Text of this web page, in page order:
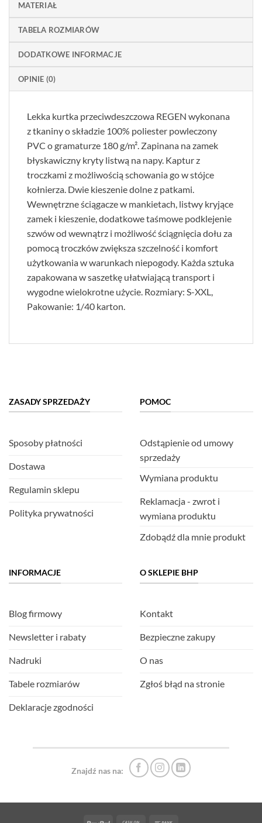
MATERIAŁ
TABELA ROZMIARÓW
DODATKOWE INFORMACJE
OPINIE (0)
Lekka kurtka przeciwdeszczowa REGEN wykonana
z tkaniny o składzie 100% poliester powleczony
PVC o gramaturze 180 g/m². Zapinana na zamek
błyskawiczny kryty listwą na napy. Kaptur z
troczkami z możliwością schowania go w stójce
kołnierza. Dwie kieszenie dolne z patkami.
Wewnętrzne ściągacze w mankietach, listwy kryjące
zamek i kieszenie, dodatkowe taśmowe podklejenie
szwów od wewnątrz i możliwość ściągnięcia dołu za
pomocą troczków zwiększa szczelność i komfort
użytkowania w warunkach niepogody. Każda sztuka
zapakowana w saszetkę ułatwiającą transport i
wygodne wielokrotne użycie. Rozmiary: S-XXL,
Pakowanie: 1/40 karton.
ZASADY SPRZEDAŻY
Sposoby płatności
Dostawa
Regulamin sklepu
Polityka prywatności
POMOC
Odstąpienie od umowy
sprzedaży
Wymiana produktu
Reklamacja - zwrot i
wymiana produktu
Zdobądź dla mnie produkt
INFORMACJE
Blog firmowy
Newsletter i rabaty
Nadruki
Tabele rozmiarów
Deklaracje zgodności
O SKLEPIE BHP
Kontakt
Bezpieczne zakupy
O nas
Zgłoś błąd na stronie
Znajdź nas na: